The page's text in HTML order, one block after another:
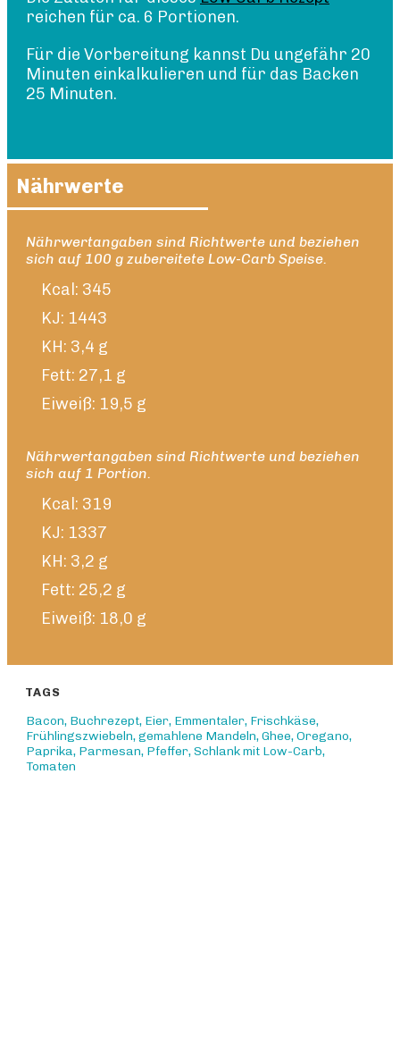
reichen für ca. 6 Portionen.
Für die Vorbereitung kannst Du ungefähr 20
Minuten einkalkulieren und für das Backen
25 Minuten.
Nährwerte
Nährwertangaben sind Richtwerte und beziehen
sich auf 100 g zubereitete Low-Carb Speise.
Kcal: 345
KJ: 1443
KH: 3,4 g
Fett: 27,1 g
Eiweiß: 19,5 g
Nährwertangaben sind Richtwerte und beziehen
sich auf 1 Portion.
Kcal: 319
KJ: 1337
KH: 3,2 g
Fett: 25,2 g
Eiweiß: 18,0 g
TAGS
Bacon, Buchrezept, Eier, Emmentaler, Frischkäse,
Frühlingszwiebeln,gemahlene Mandeln,Ghee,Oregano,
Paprika, Parmesan, Pfeffer,Schlank mit Low-Carb,
Tomaten